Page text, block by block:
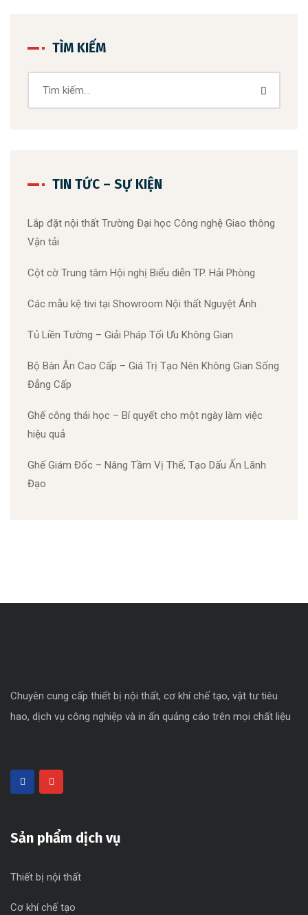
TÌM KIẾM
TIN TỨC – SỰ KIỆN
Lắp đặt nội thất Trường Đại học Công nghệ Giao thông
Vận tải
Cột cờ Trung tâm Hội nghị Biểu diễn TP. Hải Phòng
Các mẫu kệ tivi tại Showroom Nội thất Nguyệt Ánh
Tủ Liền Tường – Giải Pháp Tối Ưu Không Gian
Bộ Bàn Ăn Cao Cấp – Giá Trị Tạo Nên Không Gian Sống
Đẳng Cấp
Ghế công thái học – Bí quyết cho một ngày làm việc
hiệu quả
Ghế Giám Đốc – Nâng Tầm Vị Thế, Tạo Dấu Ấn Lãnh
Đạo
Chuyên cung cấp thiết bị nội thất, cơ khí chế tạo, vật tư tiêu
hao, dịch vụ công nghiệp và in ấn quảng cáo trên mọi chất liệu
Sản phẩm dịch vụ
Thiết bị nội thất
Cơ khí chế tạo